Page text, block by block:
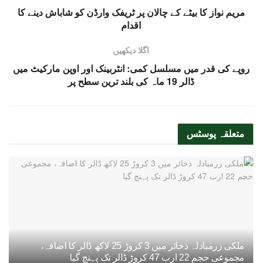
مریم نواز کا بیٹے کے چالان پر ٹریفک وارڈن کو شاباش دینے کا
اقدام
اگلا دیکھیں
روپے کی قدر میں مسلسل کمی: انٹربینک اور اوپن مارکیٹ میں
ڈالر 19 ماہ کی بلند ترین سطح پر
متعلقہ پوسٹس
ملکی زرمبادلہ ذخائر میں 3 کروڑ 25 لاکھ ڈالر کا اضافہ،
مجموعی حجم 22 ارب 47 کروڑ ڈالر تک پہنچ گیا